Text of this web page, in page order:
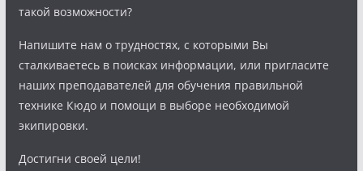
такой возможности?
Напишите нам о трудностях, с которыми Вы
сталкиваетесь в поисках информации, или пригласите
наших преподавателей для обучения правильной
технике Кюдо и помощи в выборе необходимой
экипировки.
Достигни своей цели!